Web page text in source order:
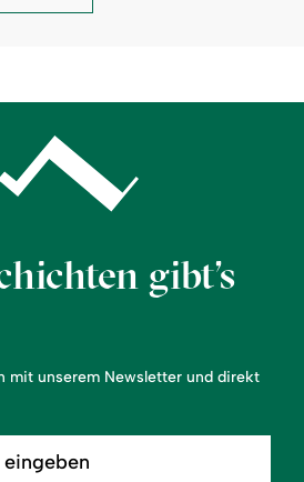
gibt’s
mit unserem Newsletter und direkt